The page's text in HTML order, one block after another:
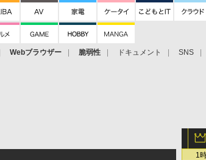
Webブラウザー 脆弱性 ドキュメント SNS
1